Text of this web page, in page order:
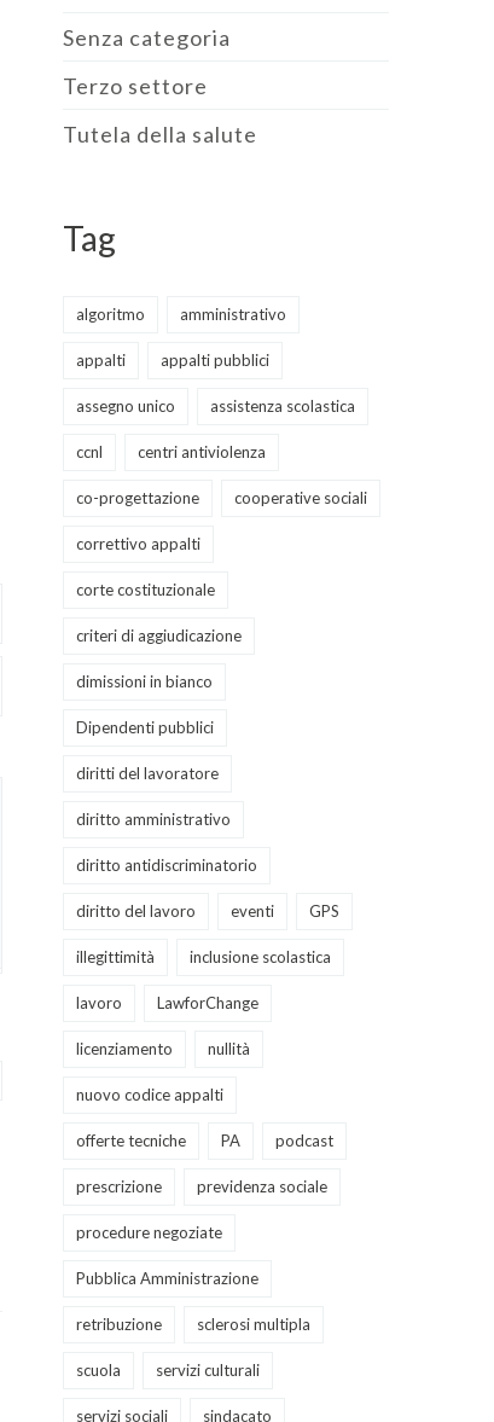
Ricerca collaborazione
area diritto del lavoro
LAWFORCHANGE
LawforChange, studio legale di diritto
amministrativo e diritto del lavoro (pro
Senza categoria
Terzo settore
Tutela della salute
Tag
algoritmo amministrativo
appalti appalti pubblici
assegno unico assistenza scolastica
ccnl centri antiviolenza
co-progettazione cooperative sociali
correttivo appalti
corte costituzionale
criteri di aggiudicazione
dimissioni in bianco
Dipendenti pubblici
diritti del lavoratore
diritto amministrativo
diritto antidiscriminatorio
diritto del lavoro eventi GPS
illegittimità inclusione scolastica
lavoro LawforChange
licenziamento nullità
nuovo codice appalti
offerte tecniche PA podcast
prescrizione previdenza sociale
procedure negoziate
Pubblica Amministrazione
retribuzione sclerosi multipla
scuola servizi culturali
servizi sociali sindacato